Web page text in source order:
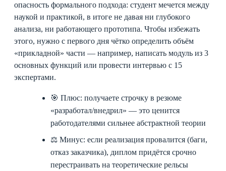
опасность формального подхода: студент мечется между
наукой и практикой, в итоге не давая ни глубокого
анализа, ни работающего прототипа. Чтобы избежать
этого, нужно с первого дня чётко определить объём
«прикладной» части — например, написать модуль из 3
основных функций или провести интервью с 15
экспертами.
🎯 Плюс: получаете строчку в резюме
«разработал/внедрил» — это ценится
работодателями сильнее абстрактной теории
⚖️ Минус: если реализация провалится (баги,
отказ заказчика), диплом придётся срочно
перестраивать на теоретические рельсы